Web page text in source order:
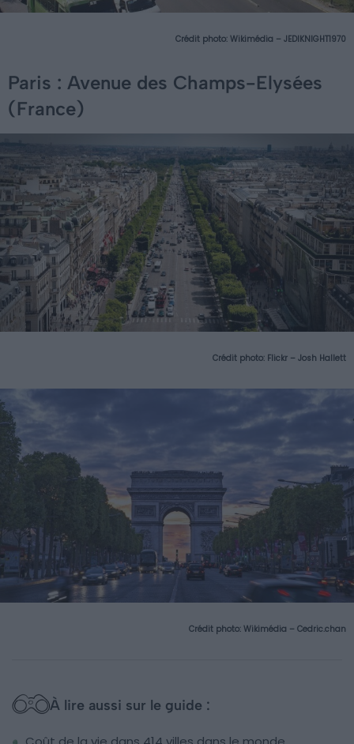
Crédit photo: Wikimédia – JEDIKNIGHT1970
Paris : Avenue des Champs-Elysées
(France)
Crédit photo: Flickr – Josh Hallett
Crédit photo: Wikimédia – Cedric.chan
À lire aussi sur le guide :